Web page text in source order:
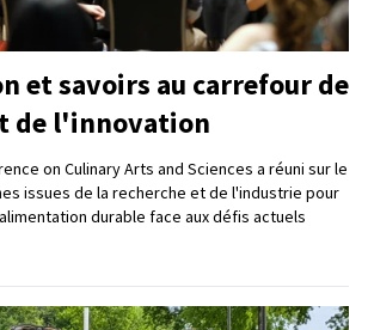
et savoirs au carrefour de
de l'innovation
on Culinary Arts and Sciences a réuni sur le
issues de la recherche et de l'industrie pour
durable face aux défis actuels